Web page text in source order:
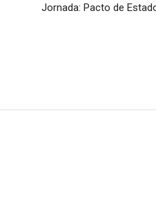
Jornada: Pacto de